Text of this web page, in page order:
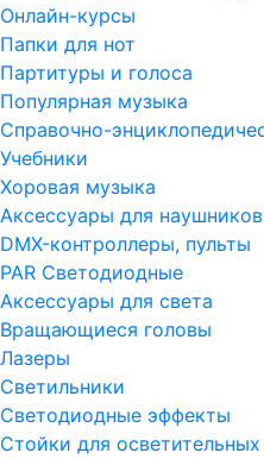
Онлайн-курсы
Папки для нот
Партитуры и голоса
Популярная музыка
Справочно-
Учебники
Хоровая музыка
Аксессуары для наушников
DMX-контроллеры, пульты
PAR Светодиодные
Аксессуары для света
Вращающиеся головы
Лазеры
Светильники
Светодиодные эффекты
Стойки для